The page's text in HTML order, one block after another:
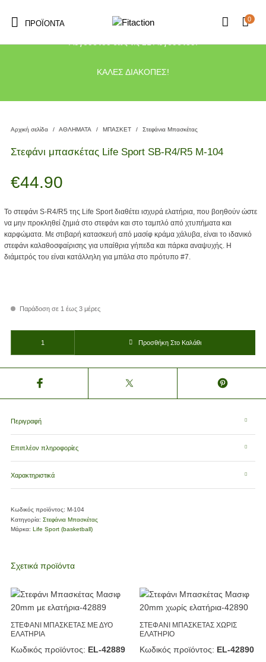
Το κατάστημα μας θα παραμείνει κλειστό λόγω διακοπών από τις 10
Αυγούστου έως τις 21 Αυγούστου.
ΚΑΛΕΣ ΔΙΑΚΟΠΕΣ!
ΠΡΟΪΌΝΤΑ
0
Αρχική σελίδα / ΑΘΛΗΜΑΤΑ / ΜΠΑΣΚΕΤ / Στεφάνια Μπασκέτας
Στεφάνι μπασκέτας Life Sport SB-R4/R5 Μ-104
€44.90
Το στεφάνι S-R4/R5 της Life Sport διαθέτει ισχυρά ελατήρια, που βοηθούν ώστε
να μην προκληθεί ζημιά στο στεφάνι και στο ταμπλό από χτυπήματα και
καρφώματα. Με στιβαρή κατασκευή από μασίφ κράμα χάλυβα, είναι το ιδανικό
στεφάνι καλαθοσφαίρισης για υπαίθρια γήπεδα και πάρκα αναψυχής. Η
διάμετρός του είναι κατάλληλη για μπάλα στο πρότυπο #7.
Παράδοση σε 1 έως 3 μέρες
Προσθήκη Στο Καλάθι
Περιγραφή
Επιπλέον πληροφορίες
Χαρακτηριστικά
Κωδικός προϊόντος: Μ-104
Κατηγορία: Στεφάνια Μπασκέτας
Μάρκα: Life Sport (basketball)
Σχετικά προϊόντα
ΣΤΕΦΑΝΙ ΜΠΑΣΚΕΤΑΣ ΜΕ ΔΥΟ
ΕΛΑΤΗΡΙΑ
Κωδικός προϊόντος: EL-42889
ΣΤΕΦΑΝΙ ΜΠΑΣΚΕΤΑΣ ΧΩΡΙΣ
ΕΛΑΤΗΡΙΟ
Κωδικός προϊόντος: EL-42890